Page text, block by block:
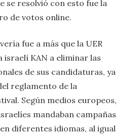
se resolvió con esto fue la
de votos online.
fue a más que la UER
israelí KAN a eliminar las
de sus candidaturas, ya
reglamento de la
Según medios europeos,
mandaban campañas
diferentes idiomas, al igual